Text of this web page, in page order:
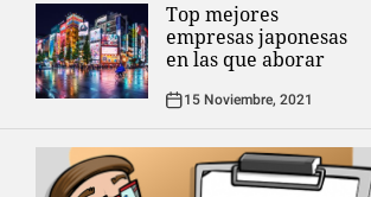
Top mejores
empresas japonesas
en las que aborar
15 Noviembre, 2021